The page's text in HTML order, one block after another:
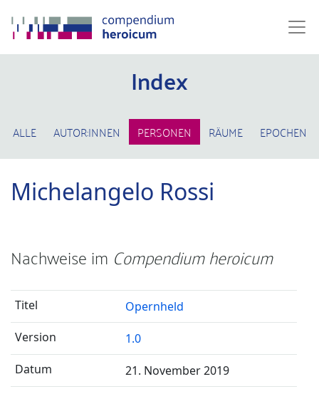
Index
ALLE AUTOR:INNEN PERSONEN RÄUME EPOCHEN
Michelangelo Rossi
Nachweise im Compendium heroicum
Opernheld
1.0
21. November 2019